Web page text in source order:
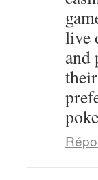
live
and